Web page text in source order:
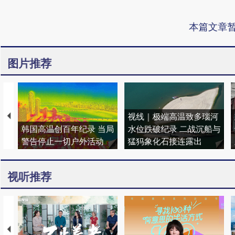
本篇文章
图片推荐
韩国高温创百年纪录 当局
警告停止一切户外活动
视线｜极端高温致多瑙河
水位跌破纪录 二战沉船与
猛犸象化石接连露出
视听推荐